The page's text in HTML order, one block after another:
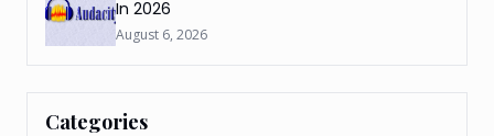
In 2026
August 6, 2026
Categories